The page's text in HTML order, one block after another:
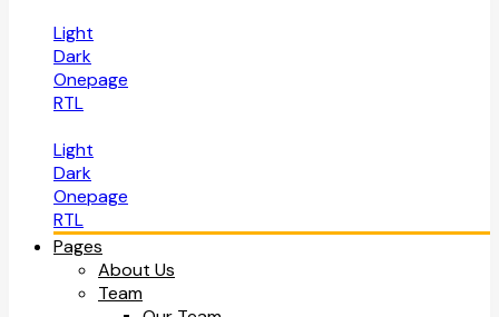
Light
Dark
Onepage
RTL
Light
Dark
Onepage
RTL
Pages
About Us
Team